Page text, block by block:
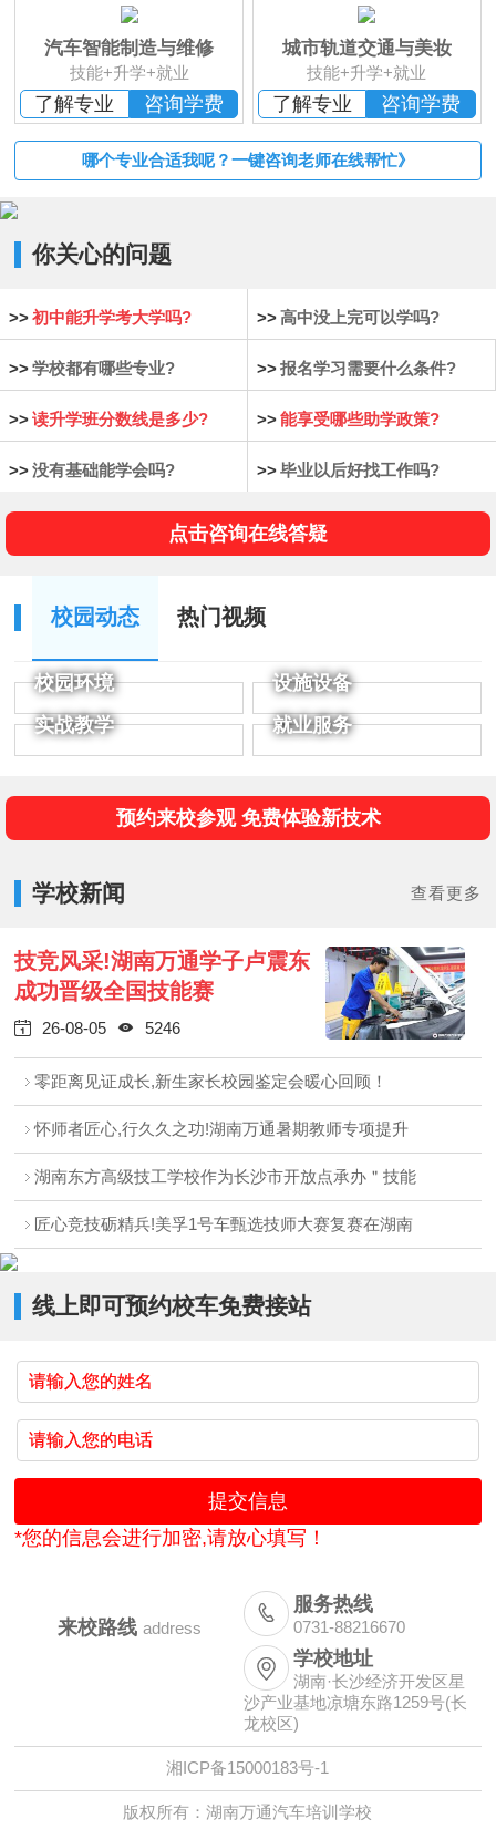
恭贺
谢光平 已报名
恭贺
湖南怀化 段秋杰 已报名
汽车智能制造与维修
技能+升学+就业
了解专业 咨询学费
城市轨道交通与美妆
技能+升学+就业
了解专业 咨询学费
哪个专业合适我呢？一键咨询老师在线帮忙》
你关心的问题
>> 初中能升学考大学吗? >> 高中没上完可以学吗?
>> 学校都有哪些专业? >> 报名学习需要什么条件?
>> 读升学班分数线是多少? >> 能享受哪些助学政策?
>> 没有基础能学会吗? >> 毕业以后好找工作吗?
点击咨询在线答疑
校园动态 热门视频
校园环境
设施设备
实战教学
就业服务
预约来校参观 免费体验新技术
学校新闻 查看更多
技竞风采!湖南万通学子卢震东
成功晋级全国技能赛
 26-08-05  5246
零距离见证成长,新生家长校园鉴定会暖心回顾！
怀师者匠心,行久久之功!湖南万通暑期教师专项提升
湖南东方高级技工学校作为长沙市开放点承办＂技能
匠心竞技砺精兵!美孚1号车甄选技师大赛复赛在湖南
线上即可预约校车免费接站
*您的信息会进行加密,请放心填写！
来校路线 address
 服务热线
0731-88216670
 学校地址
湖南·长沙经济开发区星
沙产业基地凉塘东路1259号(长
龙校区)
湘ICP备15000183号-1
版权所有：湖南万通汽车培训学校